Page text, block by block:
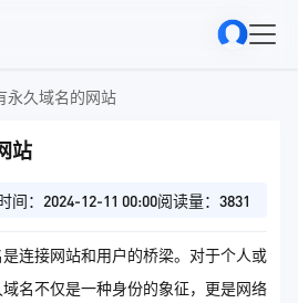
永久域名的网站
站
间：2024-12-11 00:00阅读量：3831
连接网站和用户的桥梁。对于个人或
名不仅是一种身份的象征，更是网络